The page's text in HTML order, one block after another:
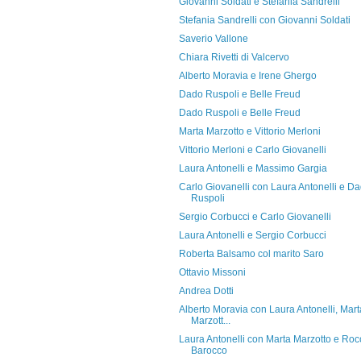
Stefania Sandrelli con Giovanni Soldati
Saverio Vallone
Chiara Rivetti di Valcervo
Alberto Moravia e Irene Ghergo
Dado Ruspoli e Belle Freud
Dado Ruspoli e Belle Freud
Marta Marzotto e Vittorio Merloni
Vittorio Merloni e Carlo Giovanelli
Laura Antonelli e Massimo Gargia
Carlo Giovanelli con Laura Antonelli e
Ruspoli
Sergio Corbucci e Carlo Giovanelli
Laura Antonelli e Sergio Corbucci
Roberta Balsamo col marito Saro
Ottavio Missoni
Andrea Dotti
Alberto Moravia con Laura Antonelli,
Marzott...
Laura Antonelli con Marta Marzotto e
Barocco